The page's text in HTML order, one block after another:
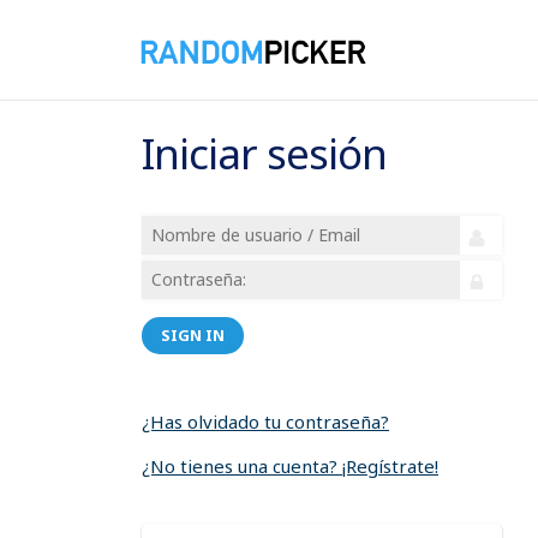
Iniciar sesión
SIGN IN
¿Has olvidado tu contraseña?
¿No tienes una cuenta? ¡Regístrate!